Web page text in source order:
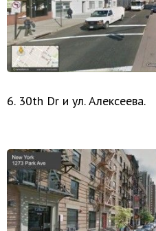
6. 30th Dr и ул. Алексеева.